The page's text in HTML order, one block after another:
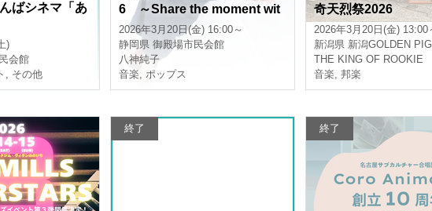
ばシネマ「あ
)
会館
, その他
6 ～Share the moment wit
h you～
2026年3月20日(金) 16:00～
静岡県 御殿場市民会館
八神純子
音楽, ポップス
奇天烈祭2026
2026年3月20日(金) 13:00
新潟県 新潟GOLDEN
THE KING OF ROOKIE
音楽, 邦楽
終了 終了